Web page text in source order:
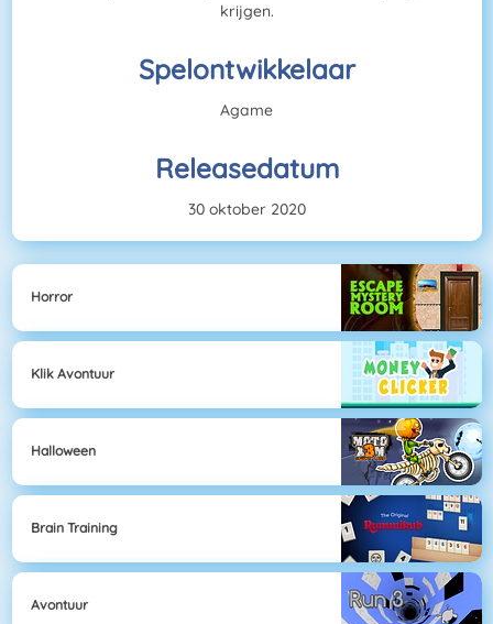
krijgen.
Spelontwikkelaar
Agame
Releasedatum
30 oktober 2020
Horror
Klik Avontuur
Halloween
Brain Training
Avontuur